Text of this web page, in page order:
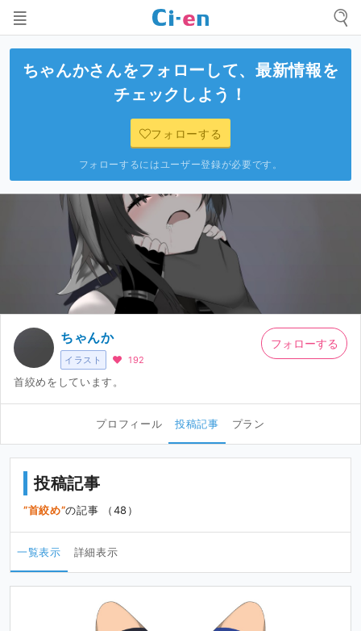
ちゃんかさんをフォローして、最新情報を
チェックしよう！
フォローする
フォローするにはユーザー登録が必要です。
イラスト
ちゃんか
192
首絞めをしています。
フォローする
プロフィール 投稿記事 プラン
投稿記事
首絞め の記事 （48）
一覧表示 詳細表示